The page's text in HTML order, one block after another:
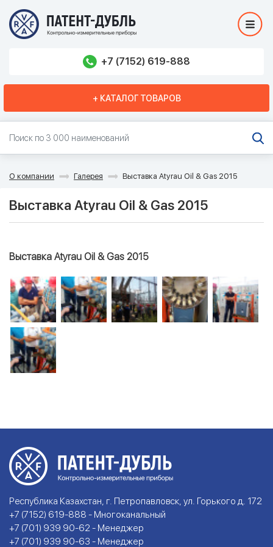
+7 (7152) 619-888
+ КАТАЛОГ ТОВАРОВ
О компании Галерея Выставка Atyrau Oil & Gas 2015
Выставка Atyrau Oil & Gas 2015
Выставка Atyrau Oil & Gas 2015
Республика Казахстан, г. Петропавловск, ул. Горького д. 172
+7 (7152) 619-888 - Многоканальный
+7 (701) 939 90-62 - Менеджер
+7 (701) 939 90-63 - Менеджер